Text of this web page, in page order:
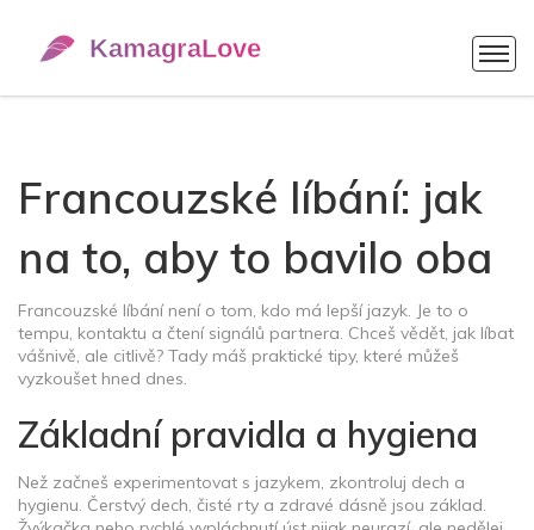
Francouzské líbání: jak
na to, aby to bavilo oba
Francouzské líbání není o tom, kdo má lepší jazyk. Je to o
tempu, kontaktu a čtení signálů partnera. Chceš vědět, jak líbat
vášnivě, ale citlivě? Tady máš praktické tipy, které můžeš
vyzkoušet hned dnes.
Základní pravidla a hygiena
Než začneš experimentovat s jazykem, zkontroluj dech a
hygienu. Čerstvý dech, čisté rty a zdravé dásně jsou základ.